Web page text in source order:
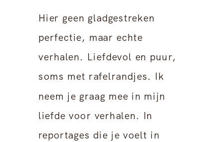
Hier geen gladgestreken
perfectie, maar echte
verhalen. Liefdevol en puur,
soms met rafelrandjes. Ik
neem je graag mee in mijn
liefde voor verhalen. In
reportages die je voelt in